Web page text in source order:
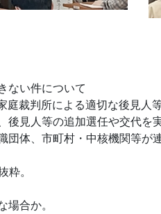
ない件について
裁判所による適切な後見
見人等の追加選任や交代を
体、市町村・中核機関等
。
合か。